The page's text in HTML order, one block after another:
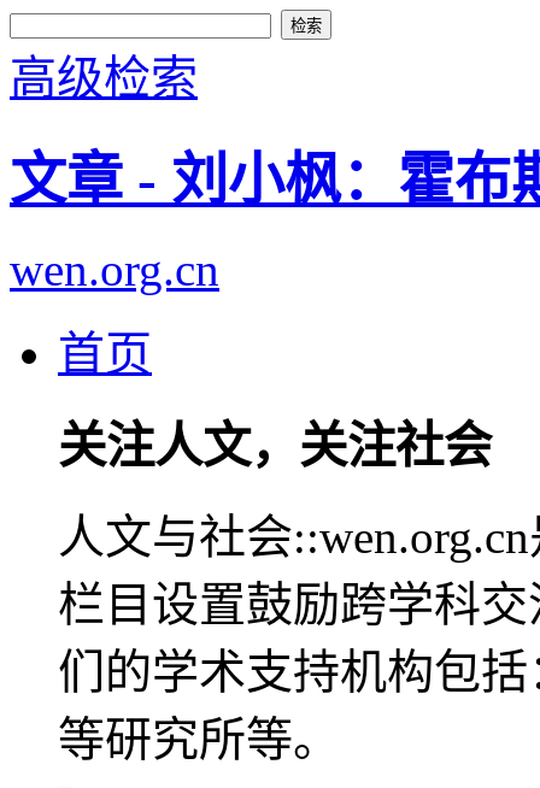
高级检索
文章 - 刘小枫：霍布
wen.org.cn
首页
关注人文，关注社会
人文与社会
栏目设置鼓励跨学科
们的学术支持机构包
等研究所等。